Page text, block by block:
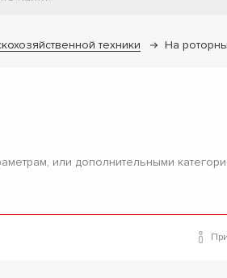
техники На
или дополнительными